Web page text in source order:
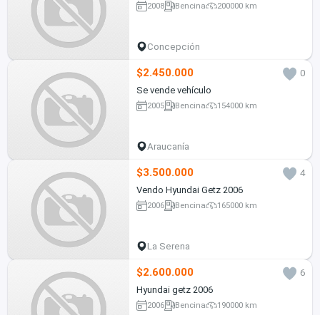
2008 Bencina 200000 km
Concepción
$2.450.000
0
Se vende vehículo
2005 Bencina 154000 km
Araucanía
$3.500.000
4
Vendo Hyundai Getz 2006
2006 Bencina 165000 km
La Serena
$2.600.000
6
Hyundai getz 2006
2006 Bencina 190000 km